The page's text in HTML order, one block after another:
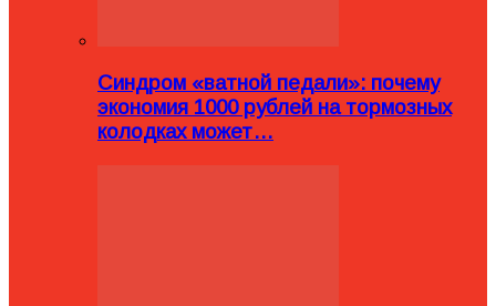
Синдром «ватной педали»: почему
экономия 1000 рублей на тормозных
колодках может…